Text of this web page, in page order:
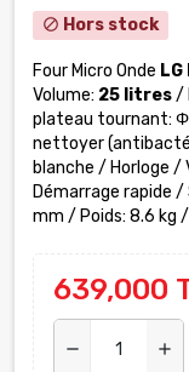
block Hors stock
Four Micro Onde
Volume: 25 litres/
plateau tournant:
nettoyer
blanche / Horloge /
Démarrage rapide
mm / Poids: 8.6 kg
639,000
remove add